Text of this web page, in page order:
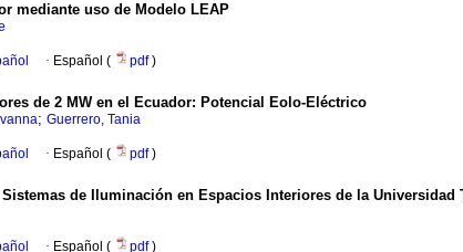
mediante uso de Modelo LEAP
· Español ( pdf)
de 2 MW en el Ecuador: Potencial Eolo-Eléctrico
; Guerrero, Tania
· Español ( pdf)
de Iluminación en Espacios Interiores de la Universidad
· Español ( pdf)